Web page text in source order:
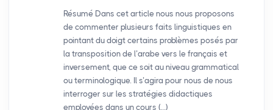
Résumé Dans cet article nous nous proposons
de commenter plusieurs faits linguistiques en
pointant du doigt certains problèmes posés par
la transposition de l’arabe vers le français et
inversement, que ce soit au niveau grammatical
ou terminologique. Il s’agira pour nous de nous
interroger sur les stratégies didactiques
employées dans un cours (…)